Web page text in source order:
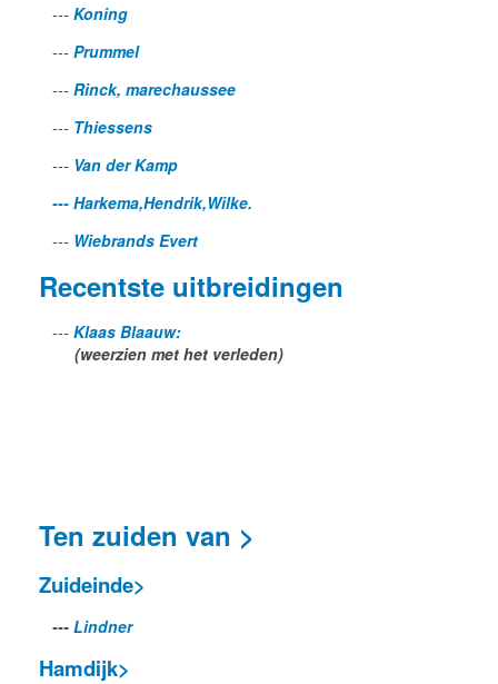
--- Koning
--- Prummel
--- Rinck, marechaussee
--- Thiessens
--- Van der Kamp
--- Harkema,Hendrik,Wilke.
--- Wiebrands Evert
Recentste uitbreidingen
--- Klaas Blaauw:
(weerzien met het verleden)
Ten zuiden van >
Zuideinde>
--- Lindner
Hamdijk>